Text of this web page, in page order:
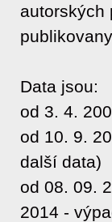
autorských
Data jsou:
od 3. 4.
od 10. 9.
další data)
od 08. 09.
2014 -